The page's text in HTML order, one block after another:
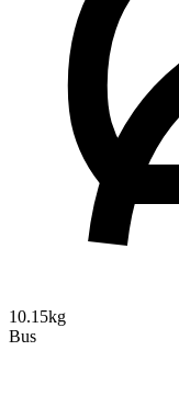
10.15kg
Bus